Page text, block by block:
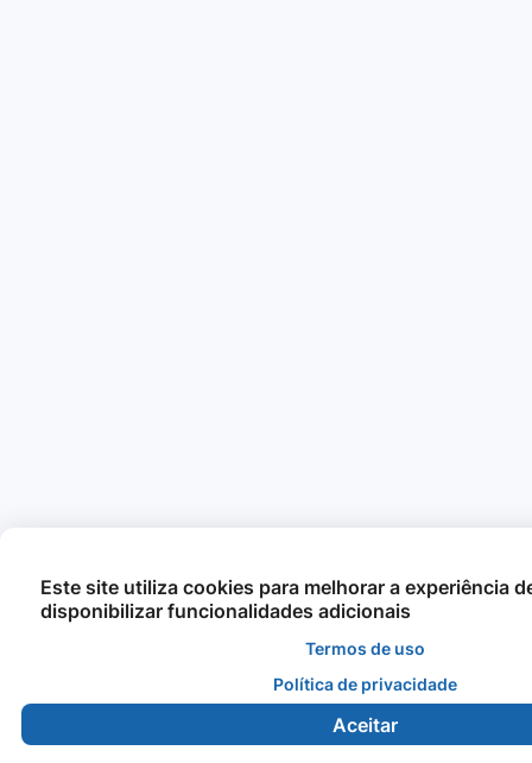
Este site utiliza cookies para melhorar a experiência
disponibilizar funcionalidades adicionais
Termos de uso
Política de privacidade
Aceitar